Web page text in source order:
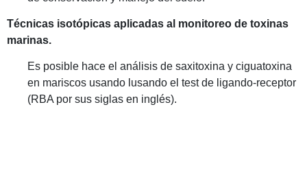
Técnicas isotópicas aplicadas al monitoreo de toxinas
marinas.
Es posible hace el análisis de saxitoxina y ciguatoxina
en mariscos usando lusando el test de ligando-receptor
(RBA por sus siglas en inglés).